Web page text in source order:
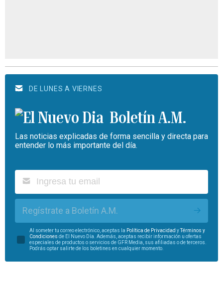
DE LUNES A VIERNES
Boletín A.M.
Las noticias explicadas de forma sencilla y directa para
entender lo más importante del día.
Regístrate a Boletín A.M.
Al someter tu correo electrónico, aceptas la Política de Privacidad yTérminos y
Condiciones de El Nuevo Día. Además, aceptas recibir información u ofertas
especiales de productos o servicios de GFR Media, sus afiliadas o de terceros.
Podrás optar salirte de los boletines en cualquier momento.